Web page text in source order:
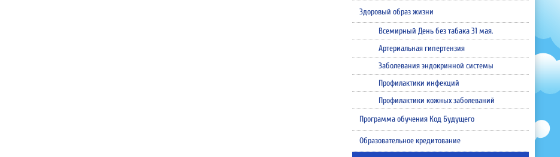
Здоровый образ жизни
Всемирный День без табака 31 мая.
Артериальная гипертензия
Заболевания эндокринной системы
Профилактики инфекций
Профилактики кожных заболеваний
Программа обучения Код Будущего
Образовательное кредитование